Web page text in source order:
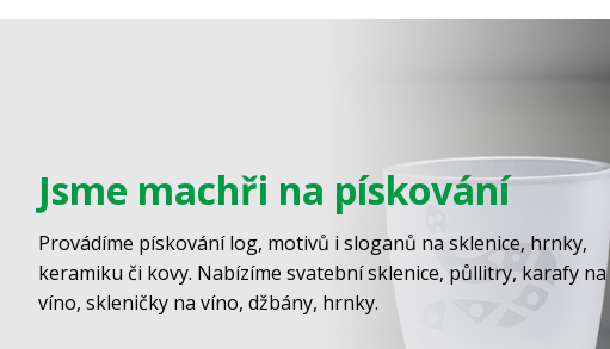
Jsme machři na pískování
Provádíme pískování log, motivů i sloganů na sklenice, hrnky,
keramiku či kovy. Nabízíme svatební sklenice, půllitry, karafy na
víno, skleničky na víno, džbány, hrnky.